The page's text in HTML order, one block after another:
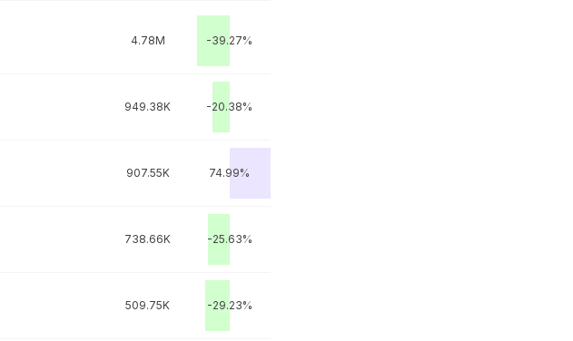
4.78M -39.27%
949.38K -20.38%
907.55K 74.99%
738.66K -25.63%
509.75K -29.23%